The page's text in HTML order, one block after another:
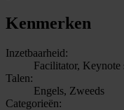
Kenmerken
Inzetbaarheid:
Facilitator, Keynote
Talen:
Engels, Zweeds
Categorieën: